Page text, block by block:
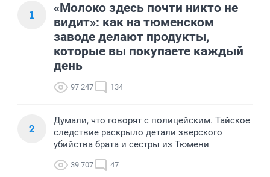
1
«Молоко здесь почти никто не
видит»: как на тюменском
заводе делают продукты,
которые вы покупаете каждый
день
97 247 134
2
Думали, что говорят с полицейским. Тайское
следствие раскрыло детали зверского
убийства брата и сестры из Тюмени
39 707 47